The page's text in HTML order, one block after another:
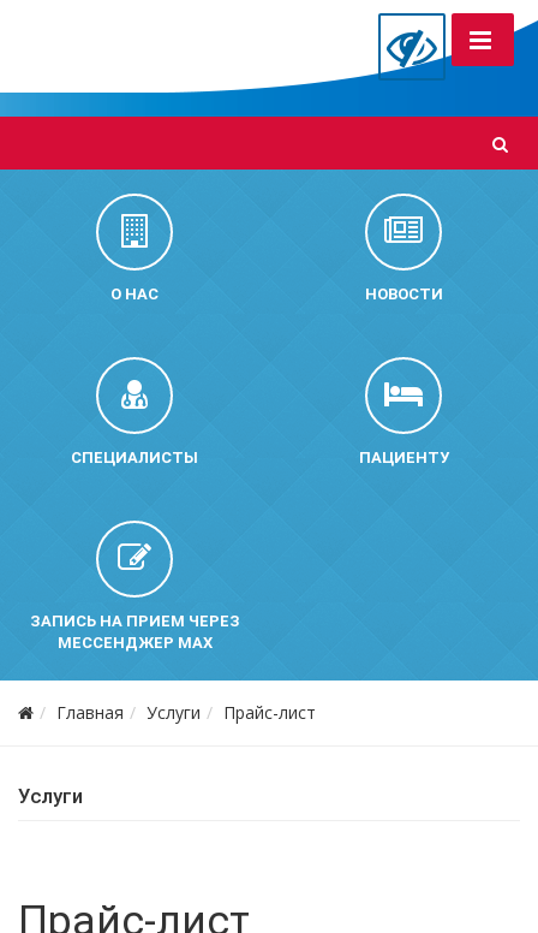
О НАС НОВОСТИ
СПЕЦИАЛИСТЫ ПАЦИЕНТУ
ЗАПИСЬ НА ПРИЕМ ЧЕРЕЗ
МЕССЕНДЖЕР MAX
Главная Услуги Прайс-лист
Услуги
Прайс-лист